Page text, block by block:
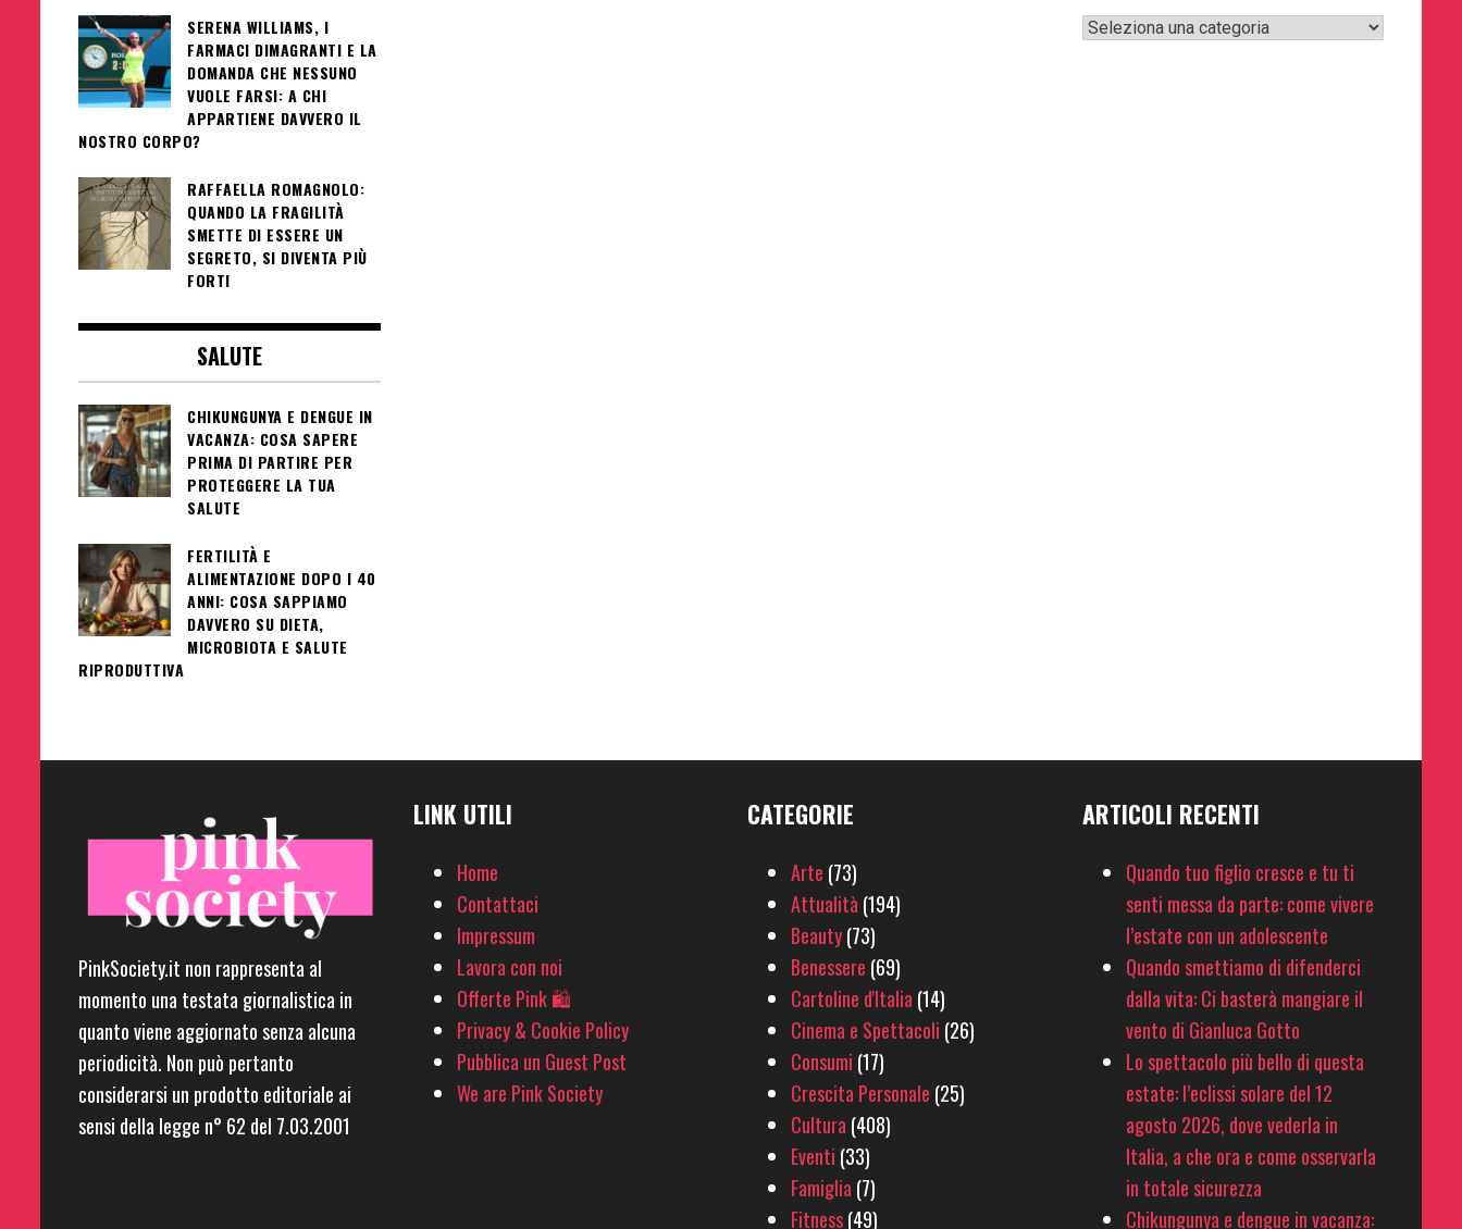
SERENA WILLIAMS, I
FARMACI DIMAGRANTI E LA
DOMANDA CHE NESSUNO
VUOLE FARSI: A CHI
APPARTIENE DAVVERO IL
NOSTRO CORPO?
RAFFAELLA ROMAGNOLO:
QUANDO LA FRAGILITÀ
SMETTE DI ESSERE UN
SEGRETO, SI DIVENTA PIÙ
FORTI
SALUTE
CHIKUNGUNYA E DENGUE IN
VACANZA: COSA SAPERE
PRIMA DI PARTIRE PER
PROTEGGERE LA TUA
SALUTE
FERTILITÀ E
ALIMENTAZIONE DOPO I 40
ANNI: COSA SAPPIAMO
DAVVERO SU DIETA,
MICROBIOTA E SALUTE
RIPRODUTTIVA
Categorie
PinkSociety.it non rappresenta al
momento una testata giornalistica in
quanto viene aggiornato senza alcuna
periodicità. Non può pertanto
considerarsi un prodotto editoriale ai
sensi della legge n° 62 del 7.03.2001
LINK UTILI
Home
Contattaci
Impressum
Lavora con noi
Offerte Pink 🛍
Privacy & Cookie Policy
Pubblica un Guest Post
We are Pink Society
CATEGORIE
Arte (73)
Attualità (194)
Beauty(73)
Benessere (69)
Cartoline d'Italia (14)
Cinema e Spettacoli (26)
Consumi (17)
Crescita Personale (25)
Cultura (408)
Eventi (33)
Famiglia (7)
Fitness(49)
ARTICOLI RECENTI
Quando tuo figlio cresce e tu ti
senti messa da parte: come vivere
l’estate con un adolescente
Quando smettiamo di difenderci
dalla vita: Ci basterà mangiare il
vento di Gianluca Gotto
Lo spettacolo più bello di questa
estate: l’eclissi solare del 12
agosto 2026, dove vederla in
Italia, a che ora e come osservarla
in totale sicurezza
Chikungunya e dengue in vacanza: